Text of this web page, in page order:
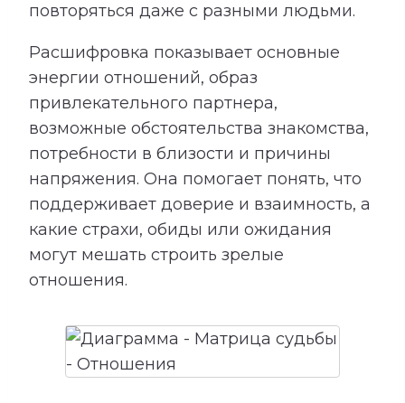
повторяться даже с разными людьми.
Расшифровка показывает основные
энергии отношений, образ
привлекательного партнера,
возможные обстоятельства знакомства,
потребности в близости и причины
напряжения. Она помогает понять, что
поддерживает доверие и взаимность, а
какие страхи, обиды или ожидания
могут мешать строить зрелые
отношения.